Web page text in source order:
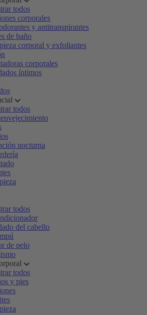
todos
corporales
y antitranspirantes
de baño
corporal y exfoliantes
corporales
íntimos
todos
nocturna
todos
del cabello
de pelo
todos
y pies